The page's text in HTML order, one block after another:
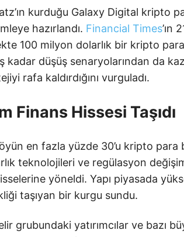
kurduğu Galaxy Digital kripto
hazırlandı. Financial Times’ın
100 milyon dolarlık bir kripto
kadar düşüş senaryolarından da
rafa kaldırdığını vurguladı.
Finans Hissesi Taşıdı
en fazla yüzde 30’u kripto para
teknolojileri ve regülasyon
yöneldi. Yapı piyasada
taşıyan bir kurgu sundu.
grubundaki yatırımcılar ve bazı